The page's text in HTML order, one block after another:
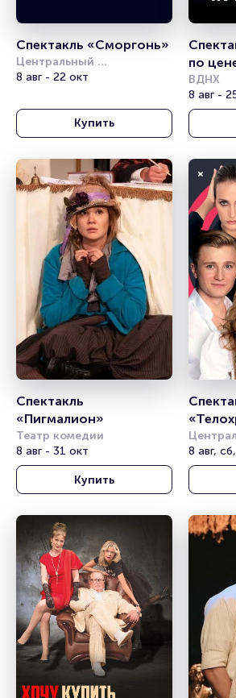
Спектакль «Сморгонь»
Центральный
академический театр
8 авг - 22 окт
Купить
по
ВДНХ
8 авг -
Спектакль
«Пигмалион»
Театр комедии
8 авг - 31 окт
Купить
8 авг,